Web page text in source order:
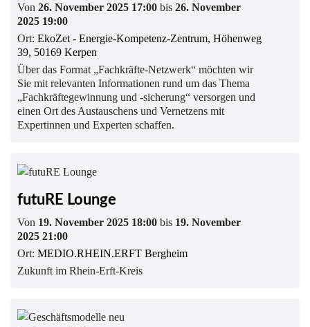
Von 26. November 2025 17:00 bis 26. November
2025 19:00
Ort: EkoZet - Energie-Kompetenz-Zentrum, Höhenweg
39, 50169 Kerpen
Über das Format „Fachkräfte-Netzwerk“ möchten wir
Sie mit relevanten Informationen rund um das Thema
„Fachkräftegewinnung und -sicherung“ versorgen und
einen Ort des Austauschens und Vernetzens mit
Expertinnen und Experten schaffen.
futuRE Lounge
Von 19. November 2025 18:00 bis 19. November
2025 21:00
Ort: MEDIO.RHEIN.ERFT Bergheim
Zukunft im Rhein-Erft-Kreis